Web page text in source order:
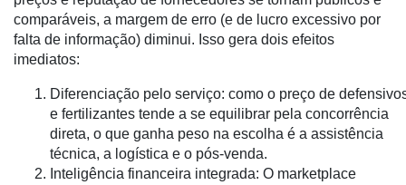
e
Análise
Commerce
Informatização
Agricultura
comparáveis, a margem de erro (e de lucro excessivo por
falta de informação) diminui. Isso gera dois efeitos
imediatos:
Diferenciação pelo serviço: como o preço de
e fertilizantes tende a se equilibrar pela concorrência
direta, o que ganha peso na escolha é a assistência
técnica, a logística e o pós-venda.
Inteligência financeira integrada: O marketplace